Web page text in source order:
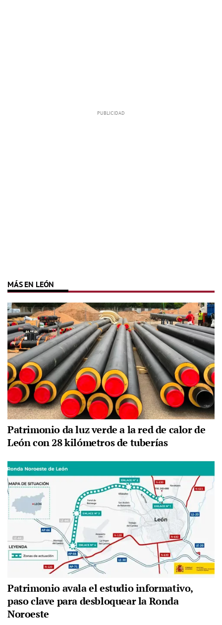
MÁS EN LEÓN
Patrimonio da luz verde a la red de calor de
León con 28 kilómetros de tuberías
Patrimonio avala el estudio informativo,
paso clave para desbloquear la Ronda
Noroeste